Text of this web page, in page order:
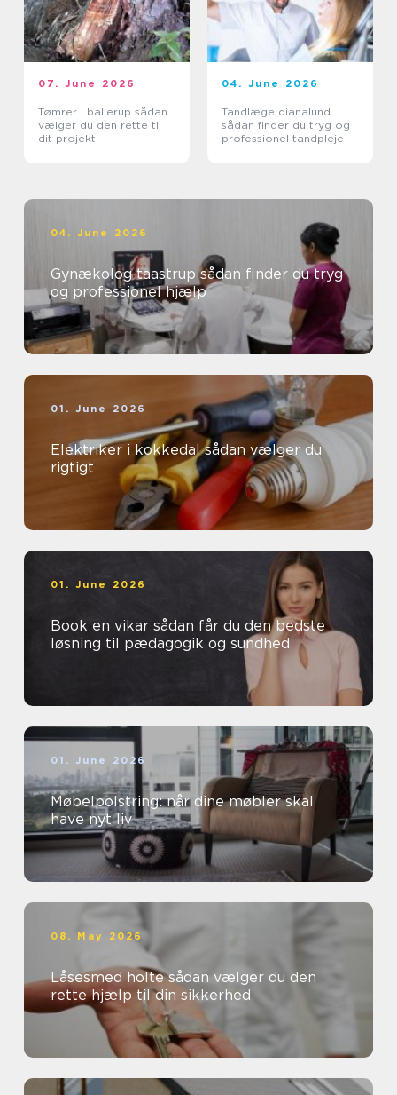
07. June 2026
Tømrer i ballerup sådan
vælger du den rette til
dit projekt
04. June 2026
Tandlæge dianalund
sådan finder du tryg og
professionel tandpleje
04. June 2026
Gynækolog taastrup sådan finder du tryg
og professionel hjælp
01. June 2026
Elektriker i kokkedal sådan vælger du
rigtigt
01. June 2026
Book en vikar sådan får du den bedste
løsning til pædagogik og sundhed
01. June 2026
Møbelpolstring: når dine møbler skal
have nyt liv
08. May 2026
Låsesmed holte sådan vælger du den
rette hjælp til din sikkerhed